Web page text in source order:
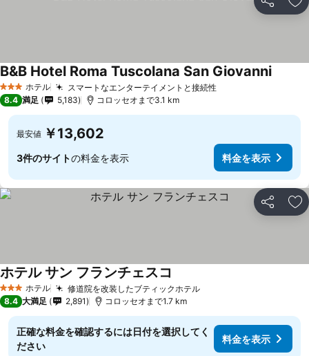
シェア お
3 ホテルのランク
ホテル スマートなエンターテイメントと接続性
B&B Hotel Roma Tuscolana San Giovanni
8.4 満足 5,183 コロッセオまで3.1 km
最安値 ￥13,602
3件のサイトの料金を表示 料金を表示
シェア お
3 ホテルのランク
ホテル 修道院を改装したブティックホテル
ホテル サン フランチェスコ
8.4 大満足 2,891 コロッセオまで1.7 km
正確な料金を確認するには日付を選択してく
ださい
料金を表示